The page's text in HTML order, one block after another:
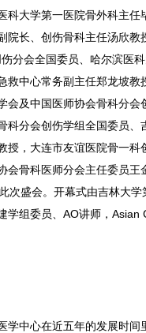
袭！柏
房设
第五届金音杯
歌手大赛首
科大学第一医院骨外科主任
院长、创伤骨科主任汤欣教
分会全国委员、哈尔滨医
救中心常务副主任郑龙坡教
会及中国医师协会骨科分会
科分会创伤学组全国委员、
授，大连市友谊医院骨一科
会骨科医师分会主任委员王
次盛会。开幕式由吉林大学
学组委员、AO讲师，Asian
中心在近五年的发展时间